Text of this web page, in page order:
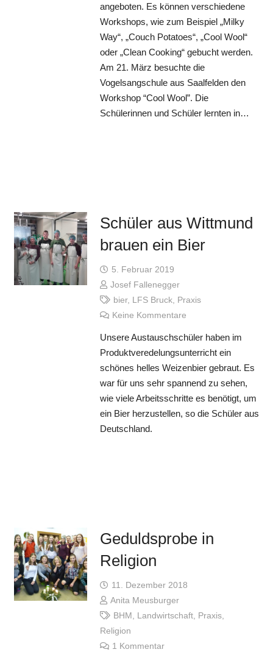
angeboten. Es können verschiedene
Workshops, wie zum Beispiel „Milky
Way“, „Couch Potatoes“, „Cool Wool“
oder „Clean Cooking“ gebucht werden.
Am 21. März besuchte die
Vogelsangschule aus Saalfelden den
Workshop “Cool Wool”. Die
Schülerinnen und Schüler lernten in…
Schüler aus Wittmund
brauen ein Bier
5. Februar 2019
Josef Fallenegger
bier, LFS Bruck, Praxis
Keine Kommentare
Unsere Austauschschüler haben im
Produktveredelungsunterricht ein
schönes helles Weizenbier gebraut. Es
war für uns sehr spannend zu sehen,
wie viele Arbeitsschritte es benötigt, um
ein Bier herzustellen, so die Schüler aus
Deutschland.
Geduldsprobe in
Religion
11. Dezember 2018
Anita Meusburger
BHM , Landwirtschaft, Praxis,
Religion
1 Kommentar